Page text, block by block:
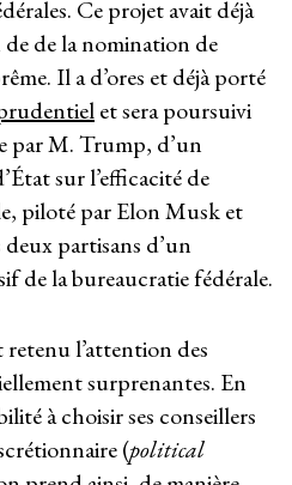
Ce projet avait déjà
de de la nomination de
Il a d’ores et déjà porté
et sera poursuivi
par M. Trump, d’un
sur l’efficacité de
piloté par Elon Musk et
partisans d’un
de la bureaucratie fédérale.
l’attention des
surprenantes. En
à choisir ses conseillers
(political